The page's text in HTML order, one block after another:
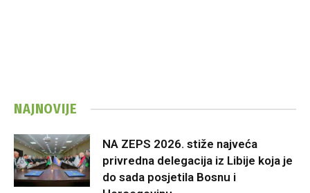
NAJNOVIJE
NA ZEPS 2026. stiže najveća
privredna delegacija iz Libije koja je
do sada posjetila Bosnu i